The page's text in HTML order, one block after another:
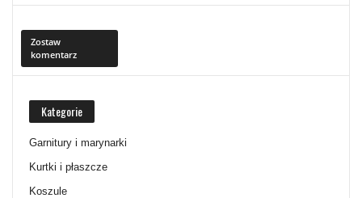
Zostaw
komentarz
Kategorie
Garnitury i marynarki
Kurtki i płaszcze
Koszule